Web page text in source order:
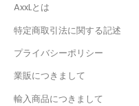
AxxLとは
特定商取引法に関する記述
プライバシーポリシー
業販につきまして
輸入商品につきまして